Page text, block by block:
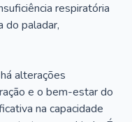
respiratória
do paladar,
alterações
e o bem-estar do
na capacidade